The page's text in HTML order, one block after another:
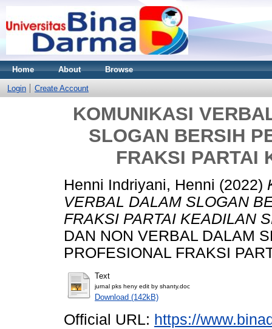
Home About Browse
Login Create Account
KOMUNIKASI
SLOGAN BERSIH
FRAKSI PARTAI
Henni Indriyani, Henni (2022)
VERBAL DALAM SLOGAN
FRAKSI PARTAI KEADILAN
DAN NON VERBAL DALAM
PROFESIONAL FRAKSI
Text
jurnal pks heny edit by shanty.doc
Download (142kB)
Official URL: https://